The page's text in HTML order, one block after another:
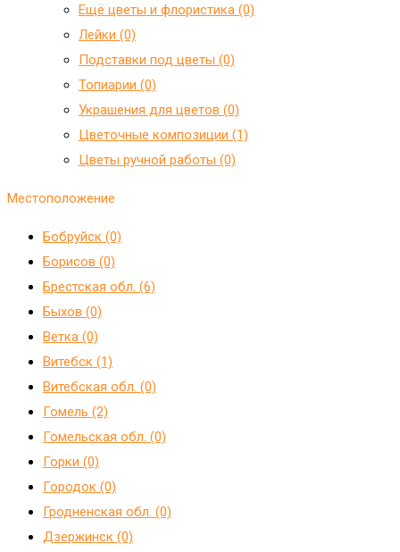
Ещё цветы и флористика (0)
Лейки (0)
Подставки под цветы (0)
Топиарии (0)
Украшения для цветов (0)
Цветочные композиции (1)
Цветы ручной работы (0)
Местоположение
Бобруйск (0)
Борисов (0)
Брестская обл. (6)
Быхов (0)
Ветка (0)
Витебск (1)
Витебская обл. (0)
Гомель (2)
Гомельская обл. (0)
Горки (0)
Городок (0)
Гродненская обл. (0)
Дзержинск (0)